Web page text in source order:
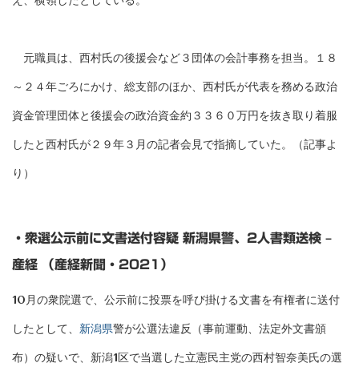
元職員は、西村氏の後援会など３団体の会計事務を担当。１８
～２４年ごろにかけ、総支部のほか、西村氏が代表を務める政治
資金管理団体と後援会の政治資金約３３６０万円を抜き取り着服
したと西村氏が２９年３月の記者会見で指摘していた。（記事よ
り）
・衆選公示前に文書送付容疑 新潟県警、2人書類送検 –
産経 （産経新聞・2021）
10月の衆院選で、公示前に投票を呼び掛ける文書を有権者に送付
したとして、 ​新潟県警が公選法違反（事前運動、法定外文書頒
布）の疑いで、新潟1区で当選した立憲民主党の西村智奈美氏の選